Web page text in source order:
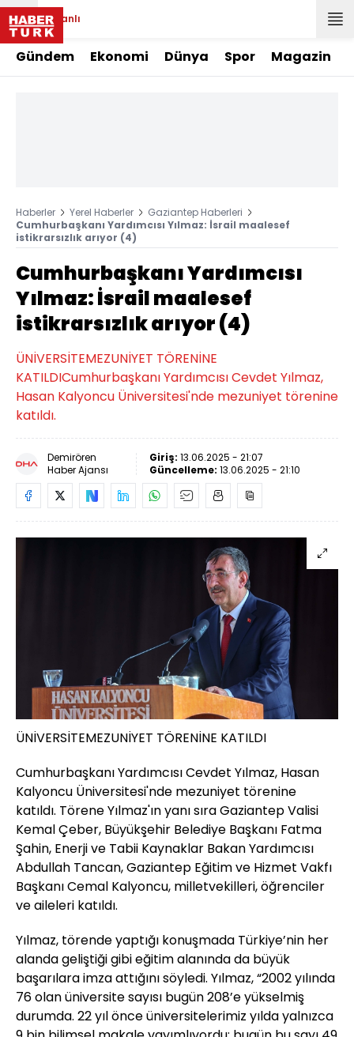
Canlı
Gündem Ekonomi Dünya Spor Magazin
Haberler Yerel Haberler
Gaziantep Haberleri
Cumhurbaşkanı Yardımcısı Yılmaz: İsrail maalesef
istikrarsızlık arıyor (4)
Cumhurbaşkanı Yardımcısı
Yılmaz: İsrail maalesef
istikrarsızlık arıyor (4)
ÜNİVERSİTEMEZUNİYET TÖRENİNE
KATILDICumhurbaşkanı Yardımcısı Cevdet Yılmaz,
Hasan Kalyoncu Üniversitesi'nde mezuniyet törenine
katıldı.
Demirören
Haber Ajansı
Giriş: 13.06.2025 - 21:07
Güncelleme: 13.06.2025 - 21:10
ÜNİVERSİTEMEZUNİYET TÖRENİNE KATILDI
Cumhurbaşkanı Yardımcısı Cevdet Yılmaz, Hasan
Kalyoncu Üniversitesi'nde mezuniyet törenine
katıldı. Törene Yılmaz'ın yanı sıra Gaziantep Valisi
Kemal Çeber, Büyükşehir Belediye Başkanı Fatma
Şahin, Enerji ve Tabii Kaynaklar Bakan Yardımcısı
Abdullah Tancan, Gaziantep Eğitim ve Hizmet Vakfı
Başkanı Cemal Kalyoncu, milletvekilleri, öğrenciler
ve aileleri katıldı.
Yılmaz, törende yaptığı konuşmada Türkiye’nin her
alanda geliştiği gibi eğitim alanında da büyük
başarılara imza attığını söyledi. Yılmaz, “2002 yılında
76 olan üniversite sayısı bugün 208’e yükselmiş
durumda. 22 yıl önce üniversitelerimiz yılda yalnızca